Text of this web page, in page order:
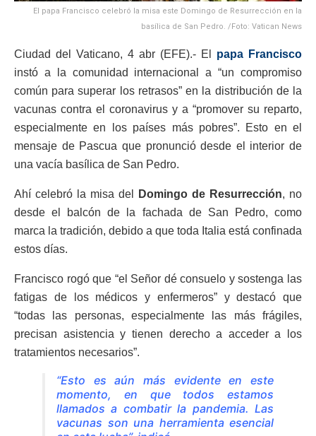
El papa Francisco celebró la misa este Domingo de Resurrección en la
basílica de San Pedro. /Foto: Vatican News
Ciudad del Vaticano, 4 abr (EFE).- El papa Francisco
instó a la comunidad internacional a “un compromiso
común para superar los retrasos” en la distribución de la
vacunas contra el coronavirus y a “promover su reparto,
especialmente en los países más pobres”. Esto en el
mensaje de Pascua que pronunció desde el interior de
una vacía basílica de San Pedro.
Ahí celebró la misa del Domingo de Resurrección, no
desde el balcón de la fachada de San Pedro, como
marca la tradición, debido a que toda Italia está confinada
estos días.
Francisco rogó que “el Señor dé consuelo y sostenga las
fatigas de los médicos y enfermeros” y destacó que
“todas las personas, especialmente las más frágiles,
precisan asistencia y tienen derecho a acceder a los
tratamientos necesarios”.
“Esto es aún más evidente en este
momento, en que todos estamos
llamados a combatir la pandemia. Las
vacunas son una herramienta esencial